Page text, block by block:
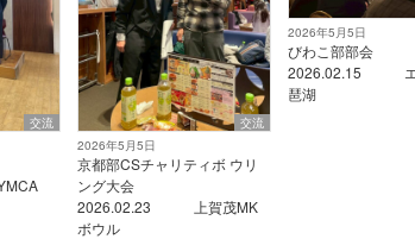
交流
交流
2026年5月5日
京都部CSチャリティボ ウリ
ング大会
2026.02.23 上賀茂MK
ボウル
2026年5月5日
びわこ部部会
2026.02.15 エ
琶湖